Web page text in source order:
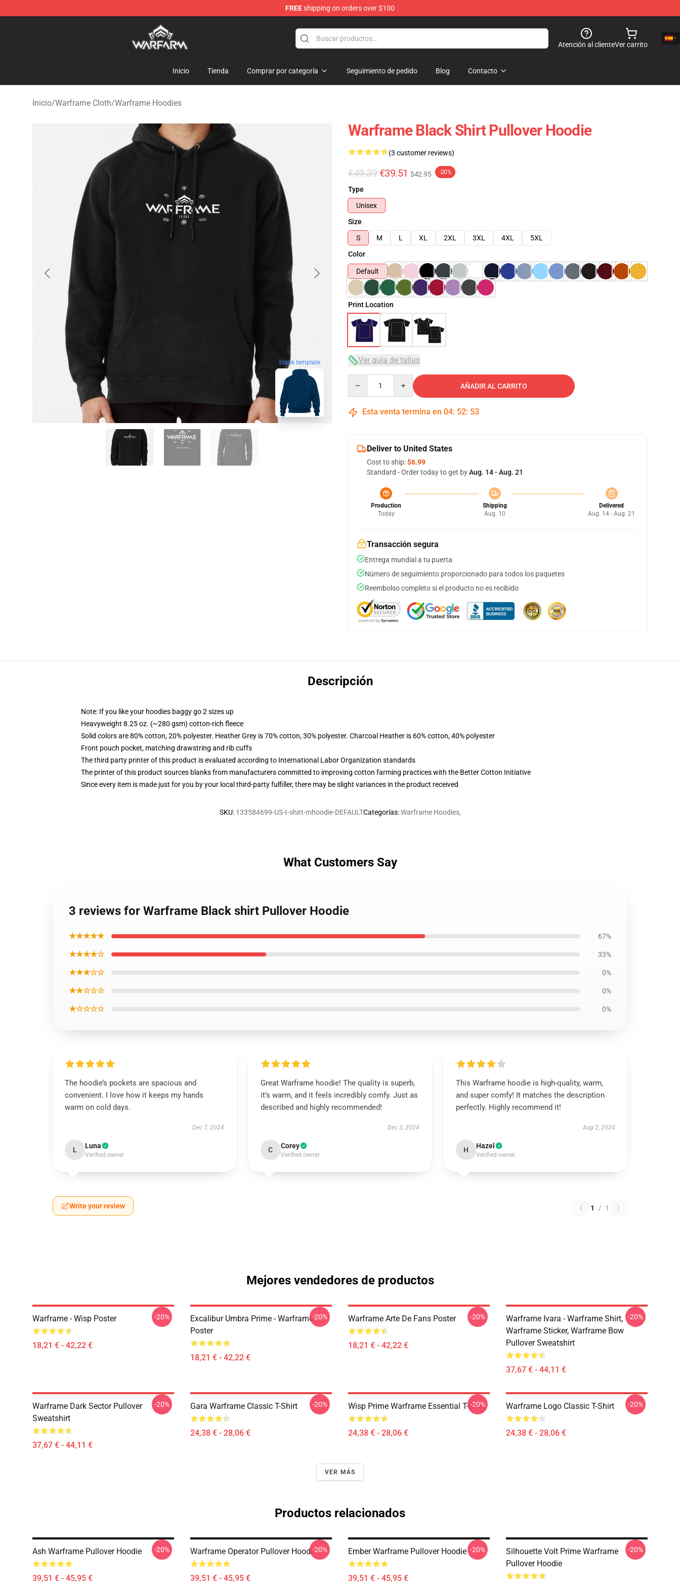
FREEshipping on orders over $100
Warframe Shop - Official Warframe Merchandise Store
Atención al clienteVer carrito
Inicio Tienda Comprar por categoría Seguimiento de pedido Blog Contacto
Inicio/Warframe Cloth/Warframe Hoodies
blank template
Warframe Black Shirt Pullover Hoodie
(3 customer reviews)
€49.39 €39.51 $42.95 -20%
Type
Unisex
Size
S
M L XL 2XL 3XL 4XL
5XL
Color
Default
Print Location
Ver guía de tallas
AÑADIR AL CARRITO
Esta venta termina en 04: 52: 52
Deliver to United States
Cost to ship:$6.99
Standard - Order today to get byAug. 14 - Aug. 21
Production
Today
Shipping
Aug. 10
Delivered
Aug. 14 - Aug. 21
Transacción segura
Entrega mundial a tu puerta
Número de seguimiento proporcionado para todos los paquetes
Reembolso completo si el producto no es recibido
Descripción
Note: If you like your hoodies baggy go 2 sizes up
Heavyweight 8.25 oz. (~280 gsm) cotton-rich fleece
Solid colors are 80% cotton, 20% polyester. Heather Grey is 70% cotton, 30% polyester. Charcoal Heather is 60% cotton, 40% polyester
Front pouch pocket, matching drawstring and rib cuffs
The third party printer of this product is evaluated according to International Labor Organization standards
The printer of this product sources blanks from manufacturers committed to improving cotton farming practices with the Better Cotton Initiative
Since every item is made just for you by your local third-party fulfiller, there may be slight variances in the product received
SKU: 133584699-US-t-shirt-mhoodie-DEFAULTCategorías:Warframe Hoodies,
What Customers Say
3 reviews for Warframe Black shirt Pullover Hoodie
★★★★★ 67%
★★★★☆ 33%
★★★☆☆ 0%
★★☆☆☆ 0%
★☆☆☆☆ 0%
The hoodie’s pockets are spacious and
convenient. I love how it keeps my hands
warm on cold days.
Dec 7, 2024
L Luna
Verified owner
Great Warframe hoodie! The quality is superb,
it’s warm, and it feels incredibly comfy. Just as
described and highly recommended!
Dec 3, 2024
C Corey
Verified owner
This Warframe hoodie is high-quality, warm,
and super comfy! It matches the description
perfectly. Highly recommend it!
Aug 2, 2024
H Hazel
Verified owner
Write your review 1 / 1
Mejores vendedores de productos
Warframe - Wisp Poster
18,21 € - 42,22 €
-20%
Excalibur Umbra Prime - Warframe
Poster
18,21 € - 42,22 €
-20% Warframe Arte De Fans Poster
18,21 € - 42,22 €
-20%
Warframe Ivara - Warframe Shirt,
Warframe Sticker, Warframe Bow
Pullover Sweatshirt
37,67 € - 44,11 €
-20%
Warframe Dark Sector Pullover
Sweatshirt
37,67 € - 44,11 €
-20% Gara Warframe Classic T-Shirt
24,38 € - 28,06 €
-20% Wisp Prime Warframe Essential T-Shirt
24,38 € - 28,06 €
-20% Warframe Logo Classic T-Shirt
24,38 € - 28,06 €
-20%
VER MÁS
Productos relacionados
Ash Warframe Pullover Hoodie
39,51 € - 45,95 €
-20% Warframe Operator Pullover Hoodie
39,51 € - 45,95 €
-20% Ember Warframe Pullover Hoodie
39,51 € - 45,95 €
-20%
Silhouette Volt Prime Warframe
Pullover Hoodie
-20%